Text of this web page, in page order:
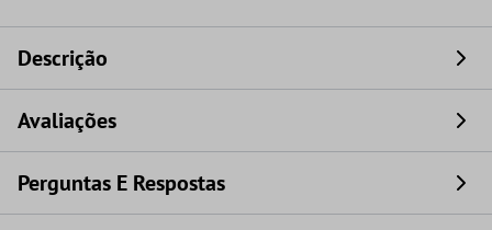
Descrição
Avaliações
Perguntas E Respostas